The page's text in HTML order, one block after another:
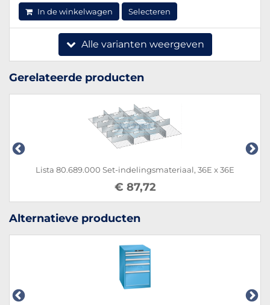
In de winkelwagen Selecteren
Alle varianten weergeven
Gerelateerde producten
Lista 80.689.000 Set-indelingsmateriaal, 36E x 36E
€ 87,72
Alternatieve producten